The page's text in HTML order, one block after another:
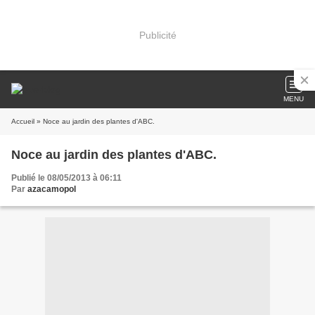
Publicité
MENU
Accueil » Noce au jardin des plantes d'ABC.
Noce au jardin des plantes d'ABC.
Publié le 08/05/2013 à 06:11
Par azacamopol